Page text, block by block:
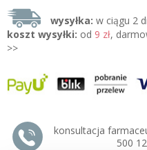
wysyłka: w ciągu 2
koszt wysyłki: od 9 zł,
>>
konsultacja
500